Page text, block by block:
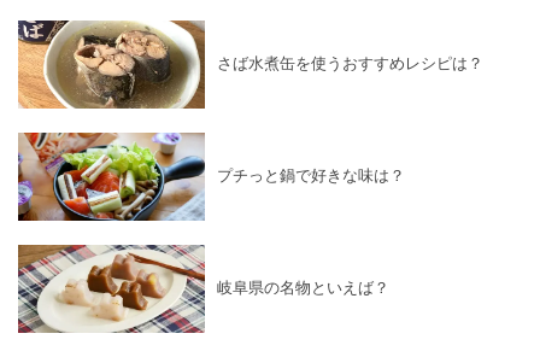
さば水煮缶を使うおすすめレシピは？
プチっと鍋で好きな味は？
岐阜県の名物といえば？